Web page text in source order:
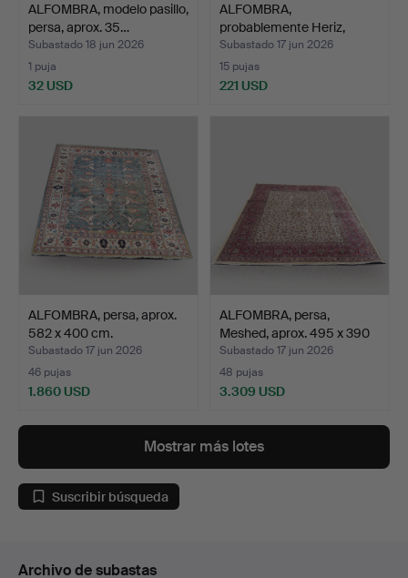
ALFOMBRA, modelo pasillo,
persa, aprox. 35…
Subastado 18 jun 2026
1 puja
32 USD
ALFOMBRA,
probablemente Heriz,
aprox. 393 …
Subastado 17 jun 2026
15 pujas
221 USD
ALFOMBRA, persa, aprox.
582 x 400 cm.
Subastado 17 jun 2026
46 pujas
1.860 USD
ALFOMBRA, persa,
Meshed, aprox. 495 x 390
…
Subastado 17 jun 2026
48 pujas
3.309 USD
Mostrar más lotes
Suscribir búsqueda
Archivo de subastas